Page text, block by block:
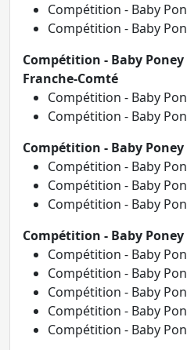
Compétition - Baby
Compétition - Baby
Compétition - Baby
Franche-Comté
Compétition - Baby
Compétition - Baby
Compétition - Baby
Compétition - Baby
Compétition - Baby
Compétition - Baby
Compétition - Baby
Compétition - Baby
Compétition - Baby
Compétition - Baby
Compétition - Baby
Compétition - Baby